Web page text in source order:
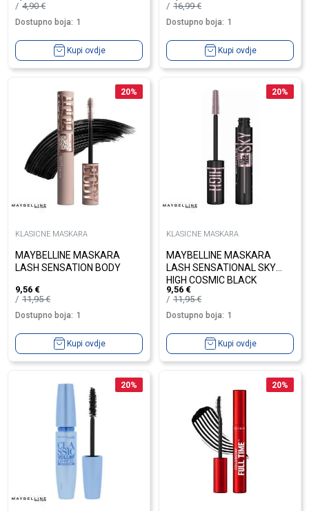
4,90€
Dostupno boja: 1
Kupi ovdje
16,99€
Dostupno boja: 1
Kupi ovdje
20%
KLASICNE MASKARA
MAYBELLINE MASKARA
LASH SENSATION BODY
9,56 €
11,95€
Dostupno boja: 1
Kupi ovdje
20%
KLASICNE MASKARA
MAYBELLINE MASKARA
LASH SENSATIONAL SKY
HIGH COSMIC BLACK
9,56 €
11,95€
Dostupno boja: 1
Kupi ovdje
20% 20%